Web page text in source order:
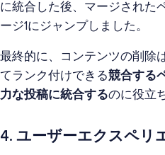
に統合した後、マージされた
ージ1にジャンプしました。
最終的に、コンテンツの削除
てランク付けできる競合する
力な投稿に統合するのに役立
4. ユーザーエクスペリ